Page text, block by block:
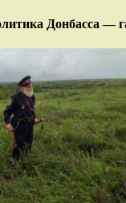
Донбасса —